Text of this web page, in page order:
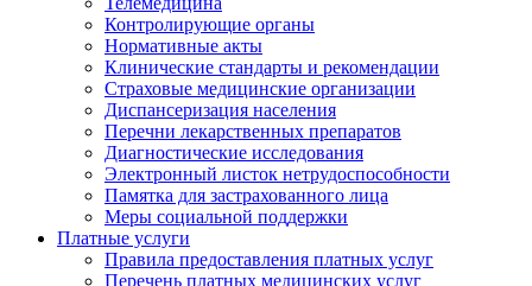
Контролирующие органы
Нормативные акты
Клинические стандарты и рекомендации
Страховые медицинские организации
Диспансеризация населения
Перечни лекарственных препаратов
Диагностические исследования
Электронный листок нетрудоспособности
Памятка для застрахованного лица
Меры социальной поддержки
Платные услуги
Правила предоставления платных услуг
Перечень платных медицинских услуг